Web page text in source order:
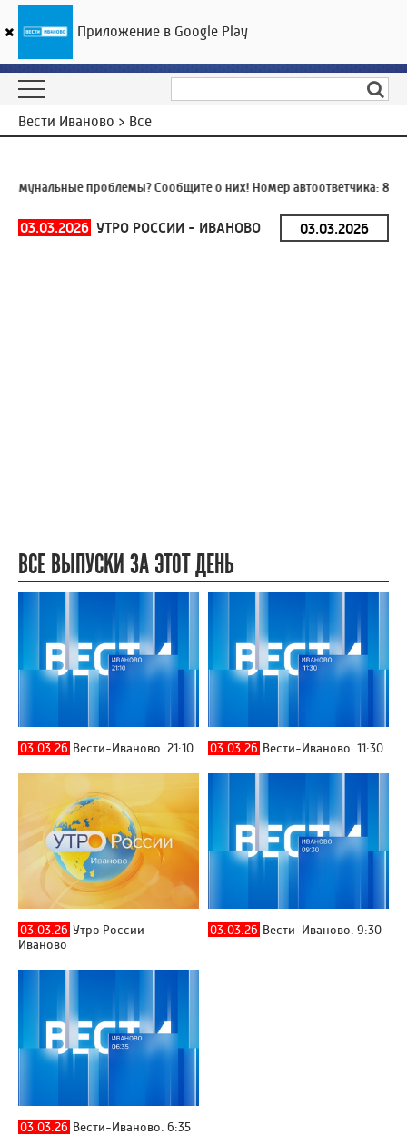
ГТРК «Ивтелерадио»
Вести Иваново > Все
проблемы? Сообщите о них! Номер автоответчика:8
03.03.2026 УТРО РОССИИ - ИВАНОВО
ВСЕ ВЫПУСКИ ЗА ЭТОТ ДЕНЬ
03.03.26 Вести-Иваново. 21:10 03.03.26 Вести-Иваново. 11:30
03.03.26 Утро России -
Иваново
03.03.26 Вести-Иваново. 9:30
03.03.26 Вести-Иваново. 6:35
Приложение в Google Play